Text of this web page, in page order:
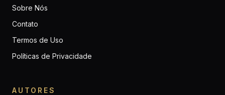
Sobre Nós
Contato
Termos de Uso
Políticas de Privacidade
AUTORES